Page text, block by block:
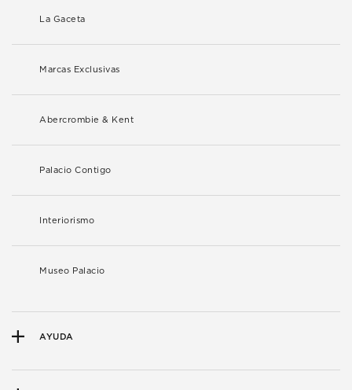
La Gaceta
Marcas Exclusivas
Abercrombie & Kent
Palacio Contigo
Interiorismo
Museo Palacio
AYUDA